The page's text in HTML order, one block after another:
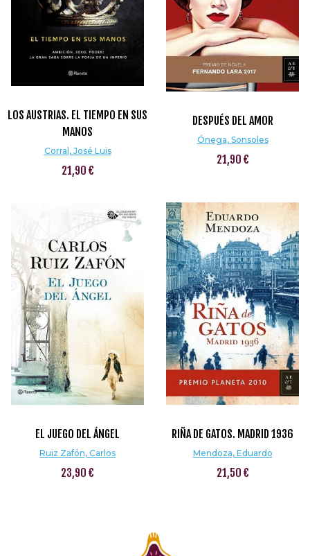
LOS AUSTRIAS. EL TIEMPO EN SUS
MANOS
Corral, José Luis
21,90 €
DESPUÉS DEL AMOR
Ónega, Sonsoles
21,90 €
EL JUEGO DEL ÁNGEL
Ruiz Zafón, Carlos
23,90 €
RIÑA DE GATOS. MADRID 1936
Mendoza, Eduardo
21,50 €